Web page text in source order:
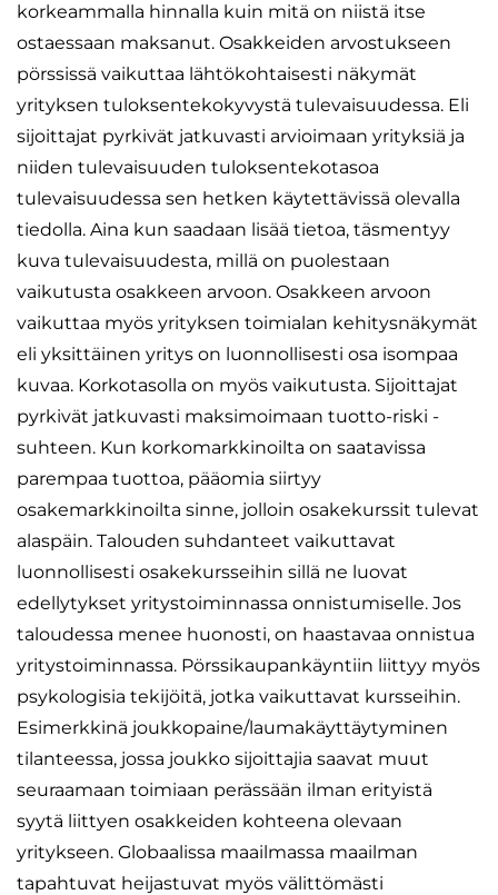
korkeammalla hinnalla kuin mitä on niistä itse
ostaessaan maksanut. Osakkeiden arvostukseen
pörssissä vaikuttaa lähtökohtaisesti näkymät
yrityksen tuloksentekokyvystä tulevaisuudessa. Eli
sijoittajat pyrkivät jatkuvasti arvioimaan yrityksiä ja
niiden tulevaisuuden tuloksentekotasoa
tulevaisuudessa sen hetken käytettävissä olevalla
tiedolla. Aina kun saadaan lisää tietoa, täsmentyy
kuva tulevaisuudesta, millä on puolestaan
vaikutusta osakkeen arvoon. Osakkeen arvoon
vaikuttaa myös yrityksen toimialan kehitysnäkymät
eli yksittäinen yritys on luonnollisesti osa isompaa
kuvaa. Korkotasolla on myös vaikutusta. Sijoittajat
pyrkivät jatkuvasti maksimoimaan tuotto-riski -
suhteen. Kun korkomarkkinoilta on saatavissa
parempaa tuottoa, pääomia siirtyy
osakemarkkinoilta sinne, jolloin osakekurssit tulevat
alaspäin. Talouden suhdanteet vaikuttavat
luonnollisesti osakekursseihin sillä ne luovat
edellytykset yritystoiminnassa onnistumiselle. Jos
taloudessa menee huonosti, on haastavaa onnistua
yritystoiminnassa. Pörssikaupankäyntiin liittyy myös
psykologisia tekijöitä, jotka vaikuttavat kursseihin.
Esimerkkinä joukkopaine/laumakäyttäytyminen
tilanteessa, jossa joukko sijoittajia saavat muut
seuraamaan toimiaan perässään ilman erityistä
syytä liittyen osakkeiden kohteena olevaan
yritykseen. Globaalissa maailmassa maailman
tapahtuvat heijastuvat myös välittömästi